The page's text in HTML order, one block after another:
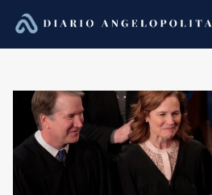
Saltar
contenido